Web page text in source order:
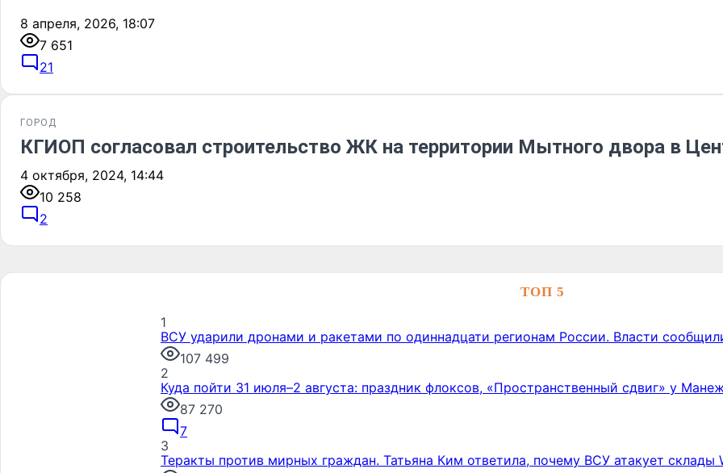
8 апреля, 2026, 18:07
7 651
21
ГОРОД
КГИОП согласовал строительство ЖК на территории Мытного двора в
4 октября, 2024, 14:44
10 258
2
ТОП 5
1
ВСУ ударили дронами и ракетами по одиннадцати регионам России. Власти
107 499
2
Куда пойти 31 июля–2 августа: праздник флоксов, «Пространственный сдвиг» у
87 270
7
3
Теракты против мирных граждан. Татьяна Ким ответила, почему ВСУ атакует склады